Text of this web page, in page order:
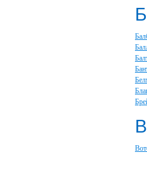
Б
В